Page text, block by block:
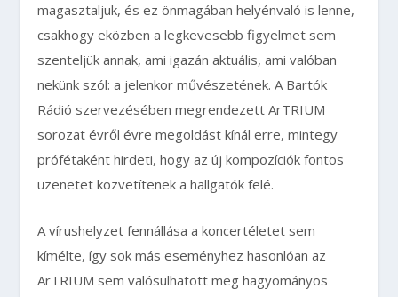
magasztaljuk, és ez önmagában helyénvaló is lenne,
csakhogy eközben a legkevesebb figyelmet sem
szenteljük annak, ami igazán aktuális, ami valóban
nekünk szól: a jelenkor művészetének. A Bartók
Rádió szervezésében megrendezett ArTRIUM
sorozat évről évre megoldást kínál erre, mintegy
prófétaként hirdeti, hogy az új kompozíciók fontos
üzenetet közvetítenek a hallgatók felé.
A vírushelyzet fennállása a koncertéletet sem
kímélte, így sok más eseményhez hasonlóan az
ArTRIUM sem valósulhatott meg hagyományos